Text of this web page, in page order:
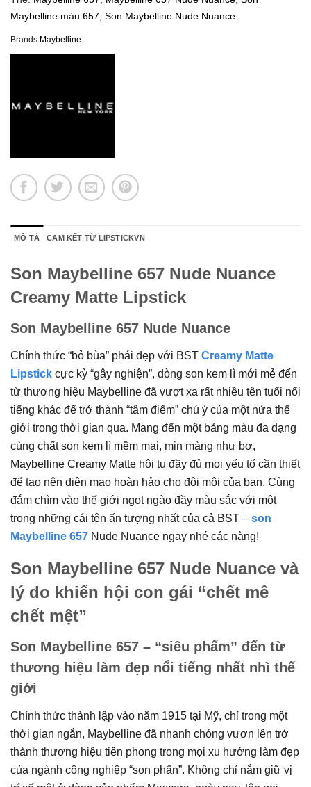
Maybelline màu 657 Son Maybelline Nude Nuance
Brands:Maybelline
MÔ TẢ CAM KẾT TỪ LIPSTICKVN
Son Maybelline 657 Nude Nuance
Creamy Matte Lipstick
Son Maybelline 657 Nude Nuance
Chính thức “bỏ bùa” phái đẹp với BST Creamy Matte
Lipstick cực kỳ “gây nghiện”, dòng son kem lì mới mẻ đến
từ thương hiệu Maybelline đã vượt xa rất nhiều tên tuổi nổi
tiếng khác để trở thành “tâm điểm” chú ý của một nửa thế
giới trong thời gian qua. Mang đến một bảng màu đa dạng
cùng chất son kem lì mềm mại, mịn màng như bơ,
Maybelline Creamy Matte hội tụ đầy đủ mọi yếu tố cần thiết
để tạo nên diện mạo hoàn hảo cho đôi môi của bạn. Cùng
đắm chìm vào thế giới ngọt ngào đầy màu sắc với một
trong những cái tên ấn tượng nhất của cả BST – son
Maybelline 657 Nude Nuance ngay nhé các nàng!
Son Maybelline 657 Nude Nuance và
lý do khiến hội con gái “chết mê
chết mệt”
Son Maybelline 657 – “siêu phẩm” đến từ
thương hiệu làm đẹp nổi tiếng nhất nhì thế
giới
Chính thức thành lập vào năm 1915 tại Mỹ, chỉ trong một
thời gian ngắn, Maybelline đã nhanh chóng vươn lên trở
thành thương hiệu tiên phong trong mọi xu hướng làm đẹp
của ngành công nghiệp “son phấn”. Không chỉ nắm giữ vị